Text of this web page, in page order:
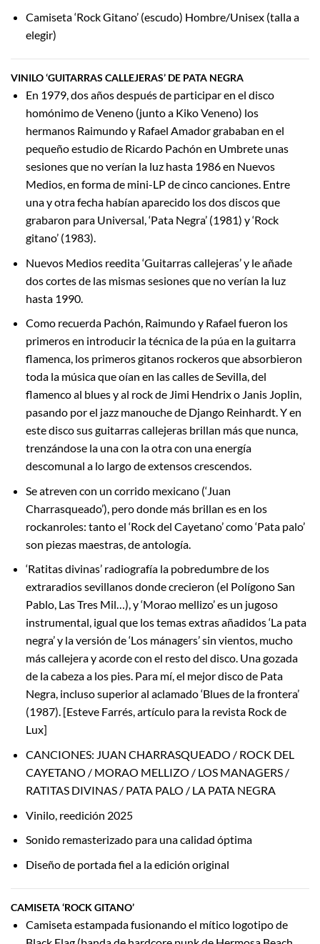
Camiseta ‘Rock Gitano’ (escudo) Hombre/Unisex (talla a
elegir)
VINILO ‘GUITARRAS CALLEJERAS’ DE PATA NEGRA
En 1979, dos años después de participar en el disco
homónimo de Veneno (junto a Kiko Veneno) los
hermanos Raimundo y Rafael Amador grababan en el
pequeño estudio de Ricardo Pachón en Umbrete unas
sesiones que no verían la luz hasta 1986 en Nuevos
Medios, en forma de mini-LP de cinco canciones. Entre
una y otra fecha habían aparecido los dos discos que
grabaron para Universal, ‘Pata Negra’ (1981) y ‘Rock
gitano’ (1983).
Nuevos Medios reedita ‘Guitarras callejeras’ y le añade
dos cortes de las mismas sesiones que no verían la luz
hasta 1990.
Como recuerda Pachón, Raimundo y Rafael fueron los
primeros en introducir la técnica de la púa en la guitarra
flamenca, los primeros gitanos rockeros que absorbieron
toda la música que oían en las calles de Sevilla, del
flamenco al blues y al rock de Jimi Hendrix o Janis Joplin,
pasando por el jazz manouche de Django Reinhardt. Y en
este disco sus guitarras callejeras brillan más que nunca,
trenzándose la una con la otra con una energía
descomunal a lo largo de extensos crescendos.
Se atreven con un corrido mexicano (‘Juan
Charrasqueado’), pero donde más brillan es en los
rockanroles: tanto el ‘Rock del Cayetano’ como ‘Pata palo’
son piezas maestras, de antología.
‘Ratitas divinas’ radiografía la pobredumbre de los
extraradios sevillanos donde crecieron (el Polígono San
Pablo, Las Tres Mil…), y ‘Morao mellizo’ es un jugoso
instrumental, igual que los temas extras añadidos ‘La pata
negra’ y la versión de ‘Los mánagers’ sin vientos, mucho
más callejera y acorde con el resto del disco. Una gozada
de la cabeza a los pies. Para mí, el mejor disco de Pata
Negra, incluso superior al aclamado ‘Blues de la frontera’
(1987). [Esteve Farrés, artículo para la revista Rock de
Lux]
CANCIONES: JUAN CHARRASQUEADO / ROCK DEL
CAYETANO / MORAO MELLIZO / LOS MANAGERS /
RATITAS DIVINAS / PATA PALO / LA PATA NEGRA
Vinilo, reedición 2025
Sonido remasterizado para una calidad óptima
Diseño de portada fiel a la edición original
CAMISETA ‘ROCK GITANO’
Camiseta estampada fusionando el mítico logotipo de